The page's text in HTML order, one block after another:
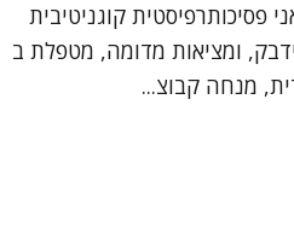
פסיכותרפיסטית קוגניטיבית
ומציאות מדומה, מטפלת ב